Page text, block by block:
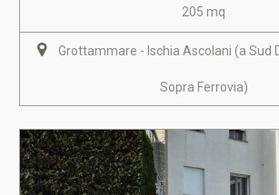
205 mq
Grottammare - Ischia Ascolani (a Sud
Sopra Ferrovia)